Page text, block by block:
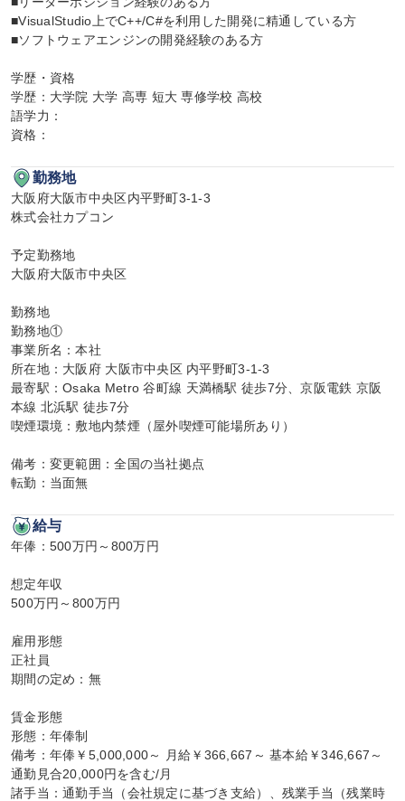
■VisualStudio上でC++/C#を利用した開発に精通している方
■ソフトウェアエンジンの開発経験のある方
学歴・資格
学歴：大学院 大学 高専 短大 専修学校 高校
語学力：
資格：
勤務地
大阪府大阪市中央区内平野町3-1-3
株式会社カプコン
予定勤務地
大阪府大阪市中央区
勤務地
勤務地①
事業所名：本社
所在地：大阪府 大阪市中央区 内平野町3-1-3
最寄駅：Osaka Metro 谷町線 天満橋駅 徒歩7分、京阪電鉄 京阪
本線 北浜駅 徒歩7分
喫煙環境：敷地内禁煙（屋外喫煙可能場所あり）
備考：変更範囲：全国の当社拠点
転勤：当面無
給与
年俸：500万円～800万円
想定年収
500万円～800万円
雇用形態
正社員
期間の定め：無
賃金形態
形態：年俸制
備考：年俸￥5,000,000～ 月給￥366,667～ 基本給￥346,667～
通勤見合20,000円を含む/月
諸手当：通勤手当（会社規定に基づき支給）、残業手当（残業時